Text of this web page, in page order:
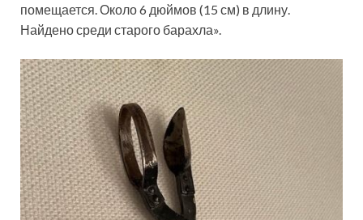
помещается. Около 6 дюймов (15 см) в длину.
Найдено среди старого барахла».